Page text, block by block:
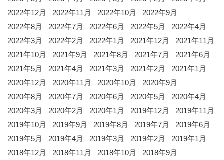
2022年12月
2022年11月 2022年10月
2022年9月
2022年8月
2022年7月 2022年6月 2022年5月
2022年4月
2022年3月
2022年2月 2022年1月 2021年12月
2021年11月
2021年10月
2021年9月 2021年8月 2021年7月
2021年6月
2021年5月
2021年4月 2021年3月 2021年2月
2021年1月
2020年12月
2020年11月 2020年10月
2020年9月
2020年8月
2020年7月 2020年6月 2020年5月
2020年4月
2020年3月
2020年2月 2020年1月 2019年12月
2019年11月
2019年10月
2019年9月 2019年8月 2019年7月
2019年6月
2019年5月
2019年4月 2019年3月 2019年2月
2019年1月
2018年12月
2018年11月 2018年10月
2018年9月